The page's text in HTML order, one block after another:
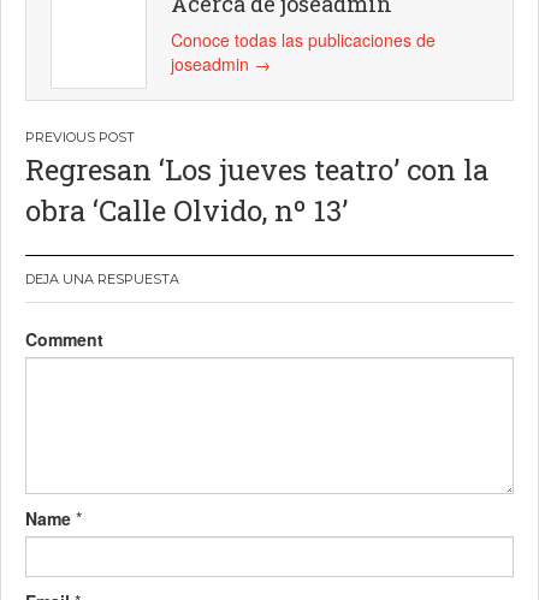
Conoce todas las publicaciones de
joseadmin →
Navegación
de
entradas
Regresan ‘Los jueves teatro’ con la
obra ‘Calle Olvido, nº 13’
DEJA UNA RESPUESTA
Comment
Name *